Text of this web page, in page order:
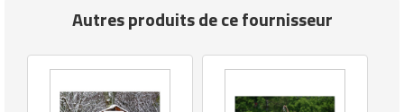
Autres produits de ce fournisseur